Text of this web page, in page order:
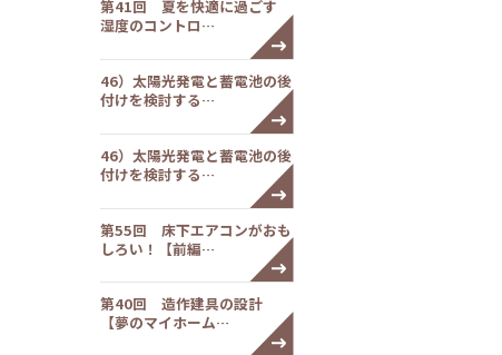
第41回 夏を快適に過ごす
湿度のコントロ…
46）太陽光発電と蓄電池の後
付けを検討する…
46）太陽光発電と蓄電池の後
付けを検討する…
第55回 床下エアコンがおも
しろい！【前編…
第40回 造作建具の設計
【夢のマイホーム…